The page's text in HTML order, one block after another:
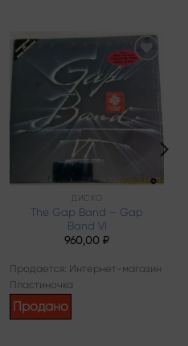
ДИСКО
The Gap Band – Gap
Band VI
960,00₽
Продается: Интернет-магазин
Пластиночка
Продано